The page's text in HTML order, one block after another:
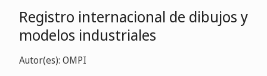
Registro internacional de dibujos y
modelos industriales
Autor(es): OMPI